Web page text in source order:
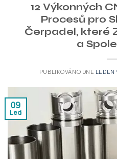
12 Výkonných
Procesů pro
Čerpadel, které
a
PUBLIKOVÁNO DNE
09
Led